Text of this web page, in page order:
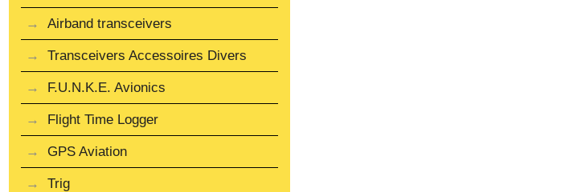
Airband transceivers
Transceivers Accessoires Divers
F.U.N.K.E. Avionics
Flight Time Logger
GPS Aviation
Trig